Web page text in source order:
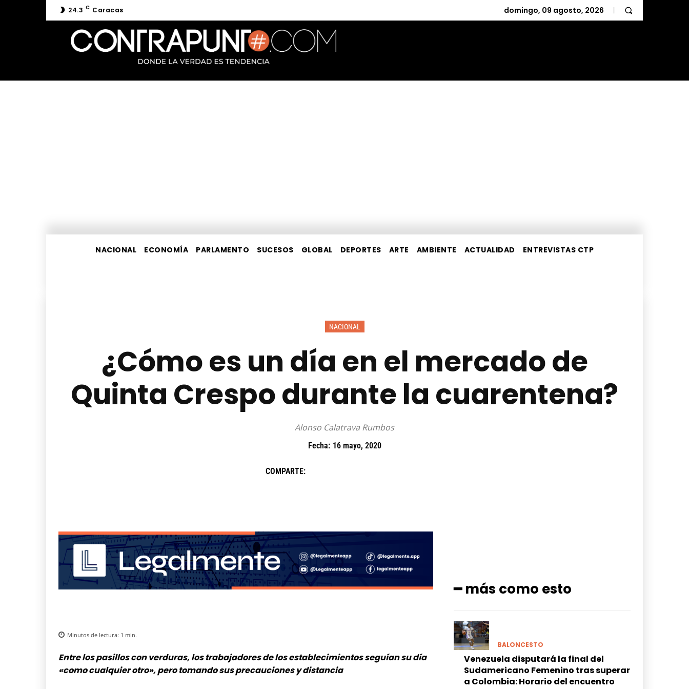
24.3 C Caracas domingo, 09 agosto, 2026
NACIONAL ECONOMÍA PARLAMENTO SUCESOS GLOBAL DEPORTES ARTE AMBIENTE ACTUALIDAD ENTREVISTAS CTP
NACIONAL
¿Cómo es un día en el mercado de
Quinta Crespo durante la cuarentena?
Alonso Calatrava Rumbos
Fecha: 16 mayo, 2020
COMPARTE:
Minutos de lectura: 1 min.
Entre los pasillos con verduras, los trabajadores de los establecimientos seguían su día
«como cualquier otro», pero tomando sus precauciones y distancia
━ más como esto
BALONCESTO
Venezuela disputará la final del
Sudamericano Femenino tras superar
a Colombia: Horario del encuentro